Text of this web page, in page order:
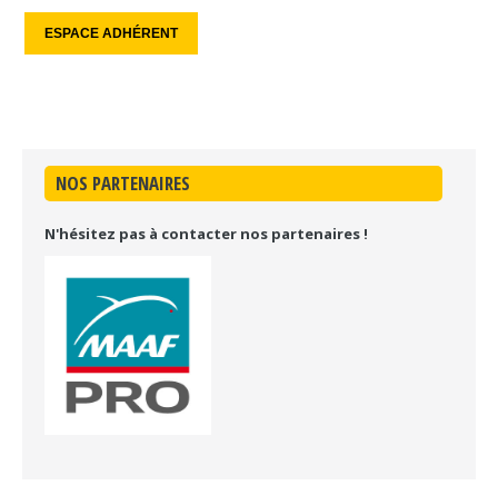
NOS PARTENAIRES
N'hésitez pas à contacter nos partenaires !